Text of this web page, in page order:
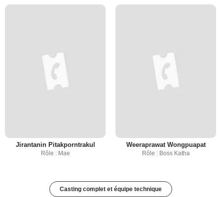
Jirantanin Pitakporntrakul
Rôle : Mae
Weeraprawat Wongpuapat
Rôle : Boss Katha
Casting complet et équipe technique